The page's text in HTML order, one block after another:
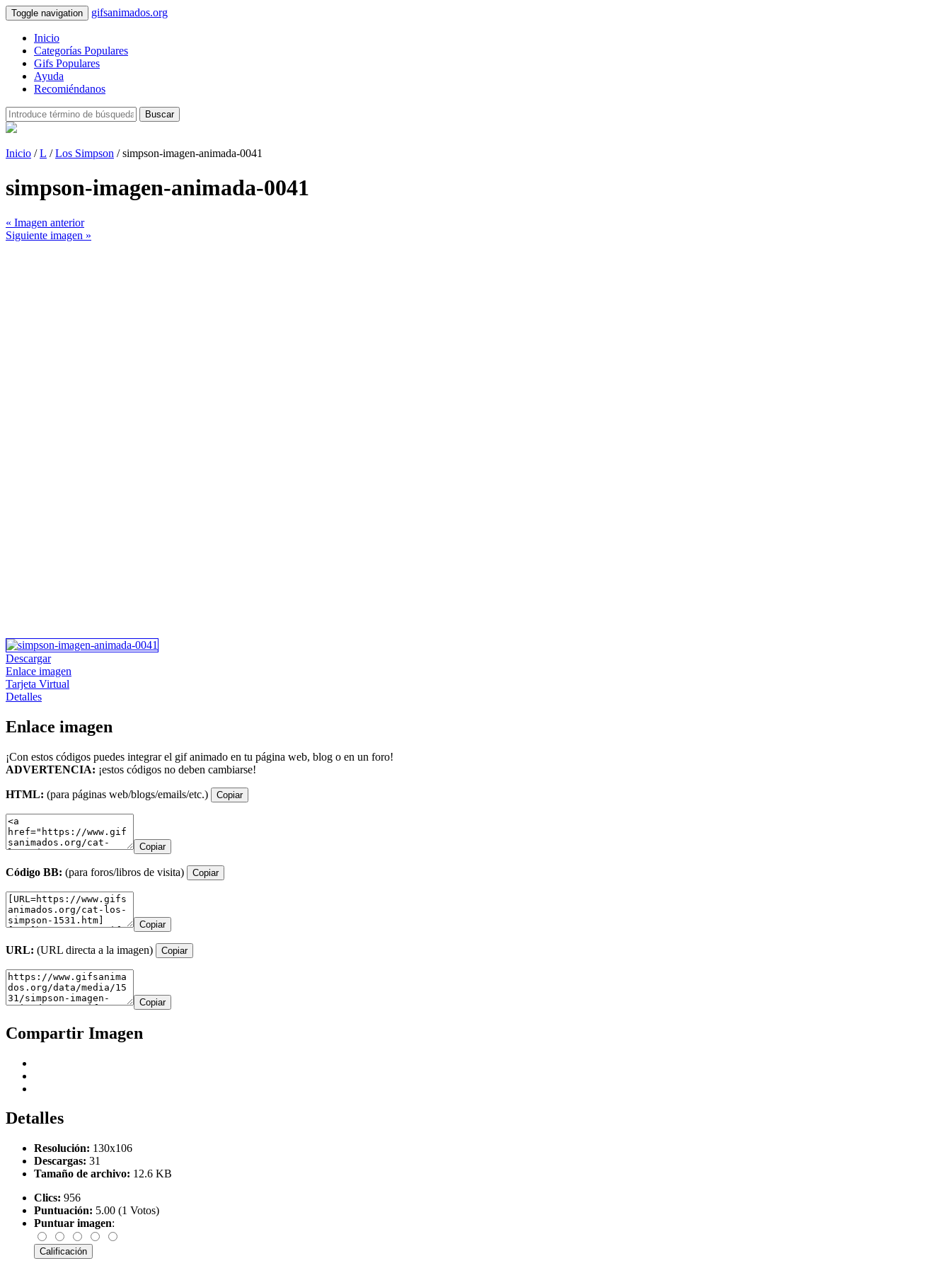
Toggle navigation gifsanimados.org
Inicio
Categorías Populares
Gifs Populares
Ayuda
Recomiéndanos
Buscar
Inicio /L /Los Simpson / simpson-imagen-animada-0041
simpson-imagen-animada-0041
« Imagen anterior
Siguiente imagen »
Descargar
Enlace imagen
Tarjeta Virtual
Detalles
Enlace imagen
¡Con estos códigos puedes integrar el gif animado en tu página web, blog o en un foro!
ADVERTENCIA: ¡estos códigos no deben cambiarse!
HTML: (para páginas web/blogs/emails/etc.) Copiar
Copiar
Código BB: (para foros/libros de visita) Copiar
Copiar
URL: (URL directa a la imagen) Copiar
Copiar
Compartir Imagen
Detalles
Resolución: 130x106
Descargas: 31
Tamaño de archivo: 12.6 KB
Clics: 956
Puntuación: 5.00 (1 Votos)
Puntuar imagen: